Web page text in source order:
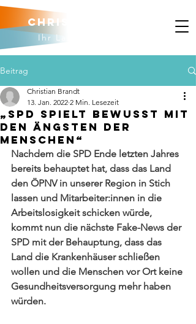
Christian brandt
Ihr Landtagskandidat
Beitrag
„SPD spielt bewusst mit
den Ängsten der
Menschen“
Christian Brandt
13. Jan. 2022 2 Min. Lesezeit
Nachdem die SPD Ende letzten Jahres
bereits behauptet hat, dass das Land
den ÖPNV in unserer Region in Stich
lassen und Mitarbeiter:innen in die
Arbeitslosigkeit schicken würde,
kommt nun die nächste Fake-News der
SPD mit der Behauptung, dass das
Land die Krankenhäuser schließen
wollen und die Menschen vor Ort keine
Gesundheitsversorgung mehr haben
würden.